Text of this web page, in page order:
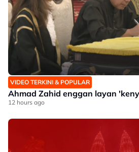
VIDEO TERKINI & POPULAR
Ahmad Zahid enggan layan
12 hours ago